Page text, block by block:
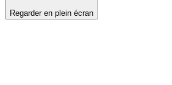
Regarder en plein écran